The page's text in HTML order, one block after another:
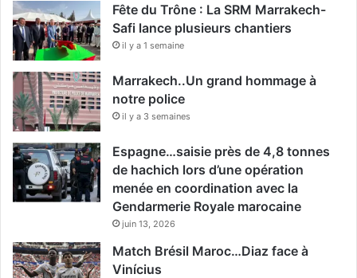
Fête du Trône : La SRM Marrakech-
Safi lance plusieurs chantiers
il y a 1 semaine
Marrakech..Un grand hommage à
notre police
il y a 3 semaines
Espagne…saisie près de 4,8 tonnes
de hachich lors d’une opération
menée en coordination avec la
Gendarmerie Royale marocaine
juin 13, 2026
Match Brésil Maroc…Diaz face à
Vinícius